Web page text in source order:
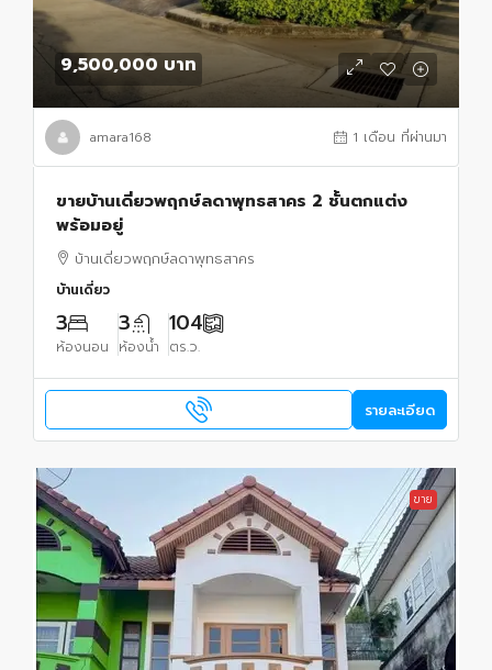
9,500,000 บาท
amara168 1 เดือน ที่ผ่านมา
ขายบ้านเดี่ยวพฤกษ์ลดาพุทธสาคร 2 ชั้นตกแต่ง
พร้อมอยู่
บ้านเดี่ยวพฤกษ์ลดาพุทธสาคร
บ้านเดี่ยว
3
ห้องนอน
3
ห้องน้ำ
104
ตร.ว.
รายละเอียด
ขาย